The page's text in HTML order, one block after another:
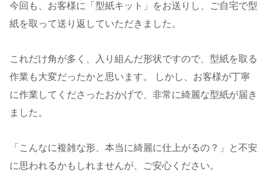
今回も、お客様に「型紙キット」をお送りし、ご自宅で型
紙を取って送り返していただきました。
これだけ角が多く、入り組んだ形状ですので、型紙を取る
作業も大変だったかと思います。 しかし、お客様が丁寧
に作業してくださったおかげで、非常に綺麗な型紙が届き
ました。
「こんなに複雑な形、本当に綺麗に仕上がるの？」と不安
に思われるかもしれませんが、ご安心ください。